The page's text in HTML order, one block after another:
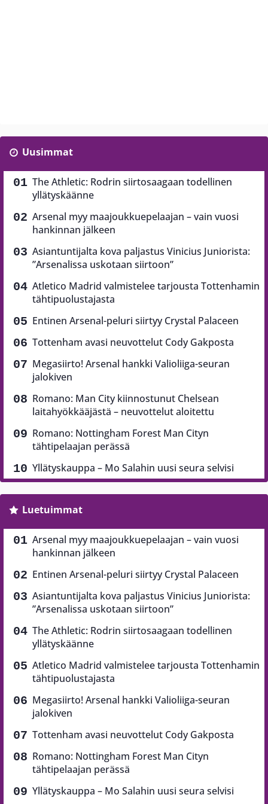
Uusimmat
The Athletic: Rodrin siirtosaagaan todellinen
yllätyskäänne
Arsenal myy maajoukkuepelaajan – vain vuosi
hankinnan jälkeen
Asiantuntijalta kova paljastus Vinicius Juniorista:
”Arsenalissa uskotaan siirtoon”
Atletico Madrid valmistelee tarjousta Tottenhamin
tähtipuolustajasta
Entinen Arsenal-peluri siirtyy Crystal Palaceen
Tottenham avasi neuvottelut Cody Gakposta
Megasiirto! Arsenal hankki Valioliiga-seuran
jalokiven
Romano: Man City kiinnostunut Chelsean
laitahyökkääjästä – neuvottelut aloitettu
Romano: Nottingham Forest Man Cityn
tähtipelaajan perässä
Yllätyskauppa – Mo Salahin uusi seura selvisi
Luetuimmat
Arsenal myy maajoukkuepelaajan – vain vuosi
hankinnan jälkeen
Entinen Arsenal-peluri siirtyy Crystal Palaceen
Asiantuntijalta kova paljastus Vinicius Juniorista:
”Arsenalissa uskotaan siirtoon”
The Athletic: Rodrin siirtosaagaan todellinen
yllätyskäänne
Atletico Madrid valmistelee tarjousta Tottenhamin
tähtipuolustajasta
Megasiirto! Arsenal hankki Valioliiga-seuran
jalokiven
Tottenham avasi neuvottelut Cody Gakposta
Romano: Nottingham Forest Man Cityn
tähtipelaajan perässä
Yllätyskauppa – Mo Salahin uusi seura selvisi